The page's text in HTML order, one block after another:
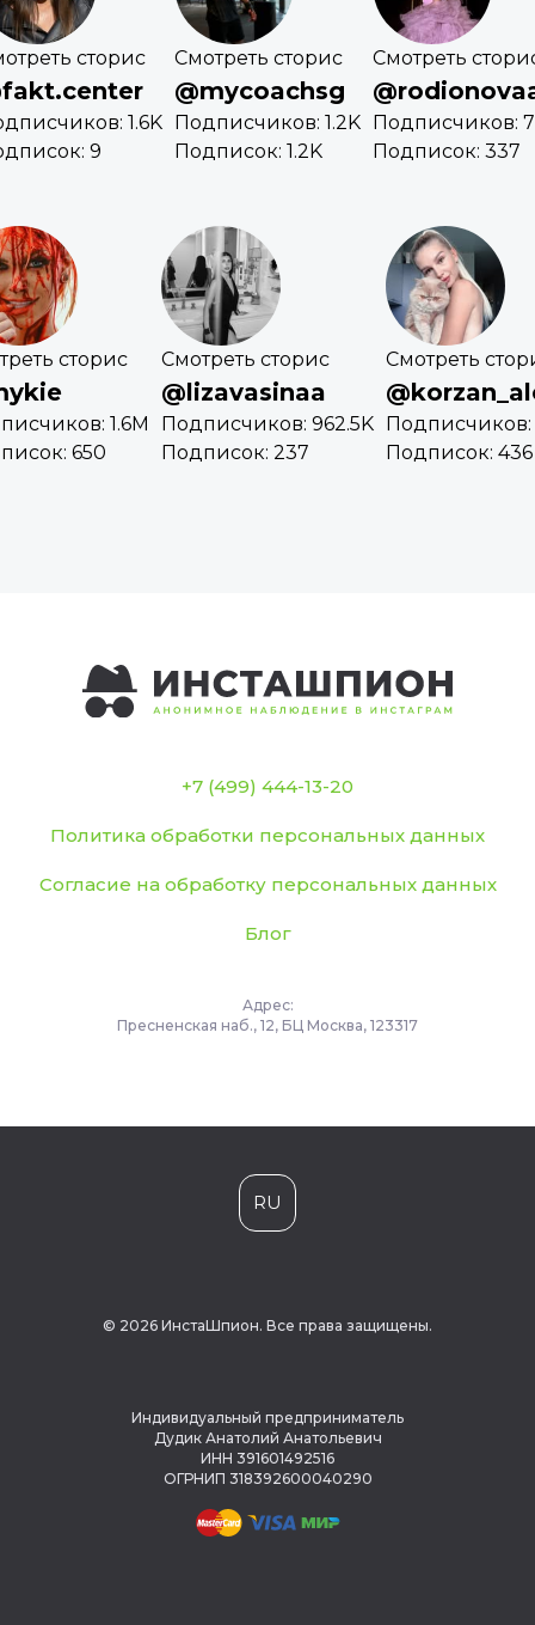
сторис
1.6K
9
Смотреть сторис
@mycoachsg
Подписчиков: 1.2K
Подписок: 1.2K
Смотреть
Подписчиков:
Подписок: 337
сторис
1.6M
650
Смотреть сторис
@lizavasinaa
Подписчиков: 962.5K
Подписок: 237
Смотреть
Подписчиков:
Подписок: 436
+7 (499) 444-13-20
Политика обработки персональных данных
Согласие на обработку персональных данных
Блог
Адрес:
Пресненская наб., 12, БЦ Москва, 123317
RU
© 2026 ИнстаШпион. Все права защищены.
Индивидуальный предприниматель
Дудик Анатолий Анатольевич
ИНН 391601492516
ОГРНИП 318392600040290